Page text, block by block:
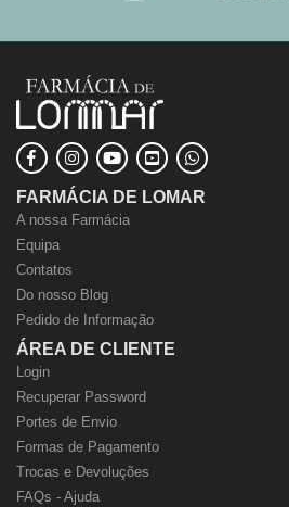
FARMÁCIA DE LOMAR
A nossa Farmácia
Equipa
Contatos
Do nosso Blog
Pedido de Informação
ÁREA DE CLIENTE
Login
Recuperar Password
Portes de Envio
Formas de Pagamento
Trocas e Devoluções
FAQs - Ajuda